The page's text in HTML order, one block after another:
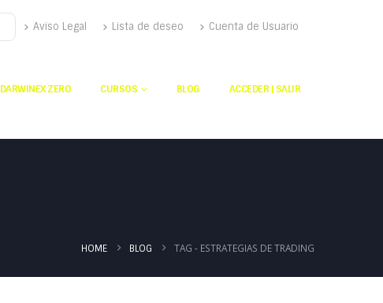
Aviso Legal Lista de deseo Cuenta de Usuario
DARWINEX ZERO CURSOS BLOG ACCEDER | SALIR
HOME BLOG TAG - ESTRATEGIAS DE TRADING